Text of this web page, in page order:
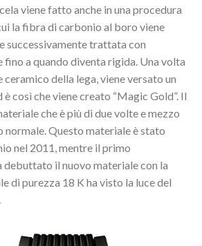
viene fatto anche in una procedura
la fibra di carbonio al boro viene
successivamente trattata con
a quando diventa rigida. Una volta
della lega, viene versato un
è così che viene creato “Magic Gold”. Il
che è più di due volte e mezzo
normale.Questo materiale è stato
nel 2011, mentre il primo
debuttato il nuovo materiale con la
di purezza 18 K ha visto la luce del